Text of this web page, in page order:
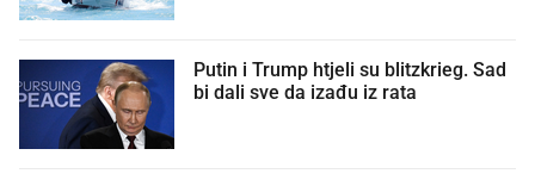
Putin i Trump htjeli su blitzkrieg. Sad
bi dali sve da izađu iz rata